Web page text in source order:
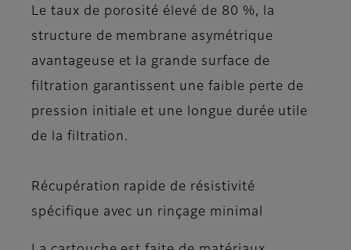
Le taux de porosité élevé de 80 %, la
structure de membrane asymétrique
avantageuse et la grande surface de
filtration garantissent une faible perte de
pression initiale et une longue durée utile
de la filtration.
Récupération rapide de résistivité
spécifique avec un rinçage minimal